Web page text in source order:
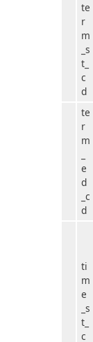
te
r
m
_s
t_
c
d
te
r
m
e
d
_c
d
ti
m
e
_s
t_
c